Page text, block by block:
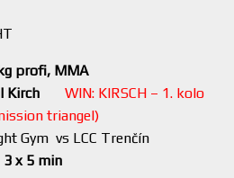
profi, MMA
Kirch WIN: KIRSCH – 1. kolo
triangel)
Gym vs LCC Trenčín
3 x 5 min